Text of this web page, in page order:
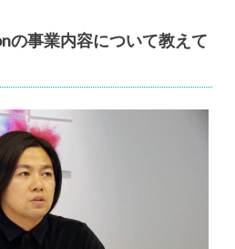
の事業内容について教えて